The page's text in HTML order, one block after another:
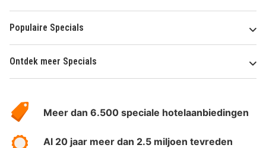
Populaire Specials
Ontdek meer Specials
HotelSpecials
Meer dan 6.500 speciale hotelaanbiedingen
Al 20 jaar meer dan 2.5 miljoen tevreden